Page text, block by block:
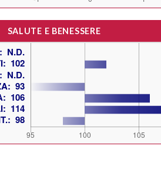
SALUTE E BENESSERE